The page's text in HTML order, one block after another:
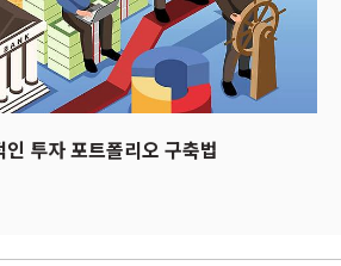
투자 포트폴리오 구축법